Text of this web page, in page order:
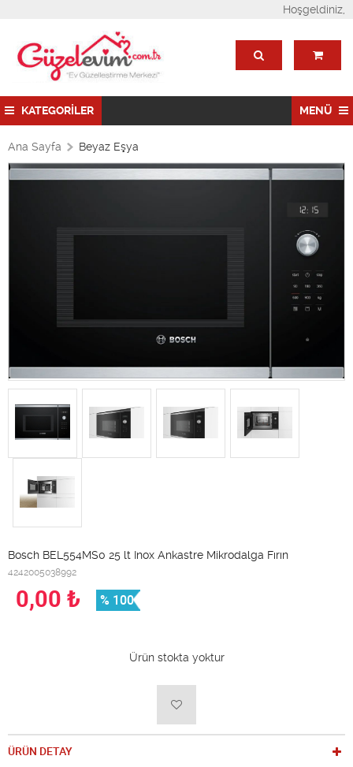
Hoşgeldiniz,
KATEGORİLER MENÜ
Ana Sayfa Beyaz Eşya
Bosch BEL554MS0 25 lt Inox Ankastre Mikrodalga Fırın
4242005038992
0,00 ₺ % 100
Ürün stokta yoktur
ÜRÜN DETAY